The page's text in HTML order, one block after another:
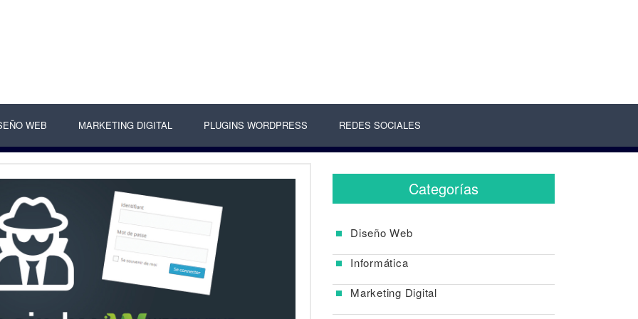
WEB MARKETING DIGITAL PLUGINS WORDPRESS REDES SOCIALES
Categorías
Diseño Web
Informática
Marketing Digital